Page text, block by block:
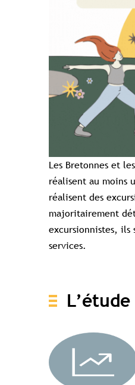
Les Bretonnes et
réalisent au moins
réalisent des
majoritairement
excursionnistes,
services.